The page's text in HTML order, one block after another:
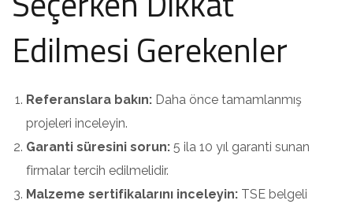
Edilmesi Gerekenler
Referanslara bakın: Daha önce tamamlanmış
projeleri inceleyin.
Garanti süresini sorun: 5 ila 10 yıl garanti sunan
firmalar tercih edilmelidir.
Malzeme sertifikalarını inceleyin: TSE belgeli